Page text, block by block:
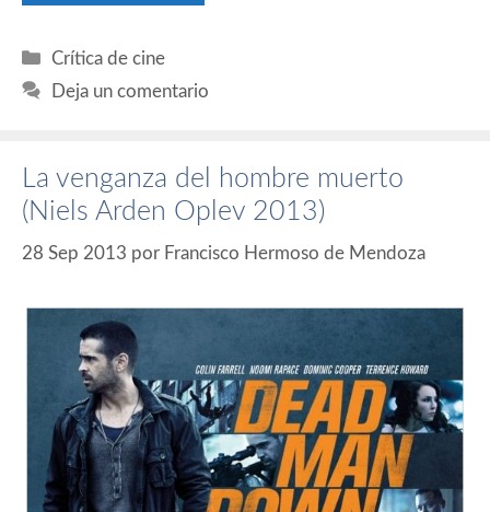
Categorías
Crítica de cine
Deja un comentario
La venganza del hombre muerto
(Niels Arden Oplev 2013)
28 Sep 2013 por Francisco Hermoso de Mendoza